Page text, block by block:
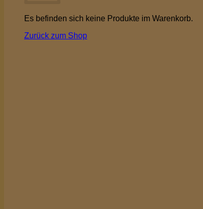
Es befinden sich keine Produkte im Warenkorb.
Zurück zum Shop